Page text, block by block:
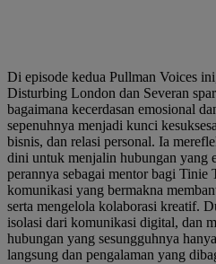
Di episode kedua Pullman Voices
Disturbing London dan Severan
bagaimana kecerdasan emosional
sepenuhnya menjadi kunci
bisnis, dan relasi personal. Ia
dini untuk menjalin hubungan yang
perannya sebagai mentor bagi Tinie
komunikasi yang bermakna
serta mengelola kolaborasi kreatif.
isolasi dari komunikasi digital, dan
hubungan yang sesungguhnya
langsung dan pengalaman yang